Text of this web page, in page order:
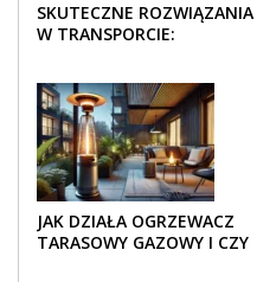
SKUTECZNE ROZWIĄZANIA
W TRANSPORCIE:
JAK DZIAŁA OGRZEWACZ
TARASOWY GAZOWY I CZY